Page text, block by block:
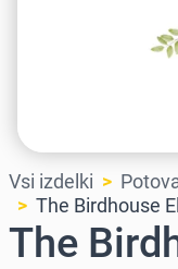
Vsi izdelki
The Birdhouse
The